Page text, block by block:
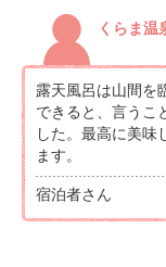
くらま温
露天風呂は山間を
できると、言うこ
した。最高に美味
ます。
宿泊者さん